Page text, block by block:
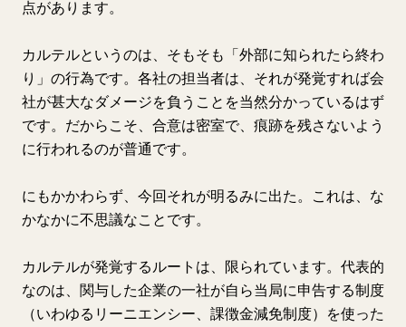
点があります。
カルテルというのは、そもそも「外部に知られたら終わ
り」の行為です。各社の担当者は、それが発覚すれば会
社が甚大なダメージを負うことを当然分かっているはず
です。だからこそ、合意は密室で、痕跡を残さないよう
に行われるのが普通です。
にもかかわらず、今回それが明るみに出た。これは、な
かなかに不思議なことです。
カルテルが発覚するルートは、限られています。代表的
なのは、関与した企業の一社が自ら当局に申告する制度
（いわゆるリーニエンシー、課徴金減免制度）を使った